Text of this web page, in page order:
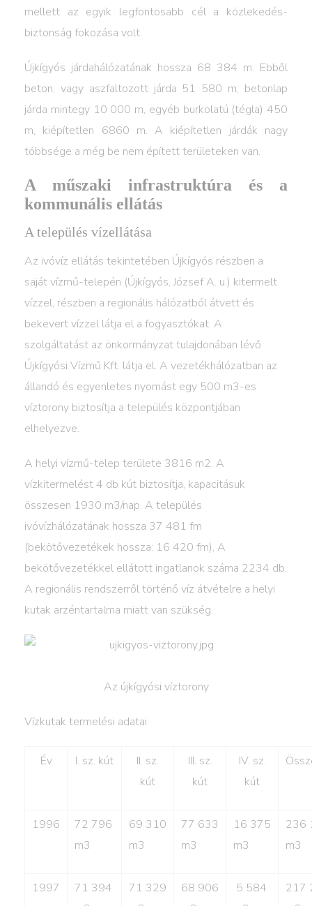
mellett az egyik legfontosabb cél a közlekedés-
biztonság fokozása volt.
Újkígyós járdahálózatának hossza 68 384 m. Ebből
beton, vagy aszfaltozott járda 51 580 m, betonlap
járda mintegy 10 000 m, egyéb burkolatú (tégla) 450
m, kiépítetlen 6860 m. A kiépítetlen járdák nagy
többsége a még be nem épített területeken van.
A műszaki infrastruktúra és a
kommunális ellátás
A település vízellátása
Az ivóvíz ellátás tekintetében Újkígyós részben a
saját vízmű-telepén (Újkígyós, József A. u.) kitermelt
vízzel, részben a regionális hálózatból átvett és
bekevert vízzel látja el a fogyasztókat. A
szolgáltatást az önkormányzat tulajdonában lévő
Újkígyósi Vízmű Kft. látja el. A vezetékhálózatban az
állandó és egyenletes nyomást egy 500 m3-es
víztorony biztosítja a település központjában
elhelyezve.
A helyi vízmű-telep területe 3816 m2. A
vízkitermelést 4 db kút biztosítja, kapacitásuk
összesen 1930 m3/nap. A település
ivóvízhálózatának hossza 37 481 fm
(bekötővezetékek hossza: 16 420 fm), A
bekötővezetékkel ellátott ingatlanok száma 2234 db.
A regionális rendszerről történő víz átvételre a helyi
kutak arzéntartalma miatt van szükség.
Az újkígyósi víztorony
Vízkutak termelési adatai
Év I. sz. kút
II. sz.
kút
III. sz.
kút
IV. sz.
kút
1996
72 796
m3
69 310
m3
77 633
m3
16 375
m3
236
m3
1997
71 394
71 329
68 906
5 584
217